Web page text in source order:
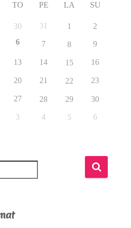
TO PE LA SU
30 31 1 2
6 7 8 9
13 14 15 16
20 21 22 23
27 28 29 30
3 4 5 6